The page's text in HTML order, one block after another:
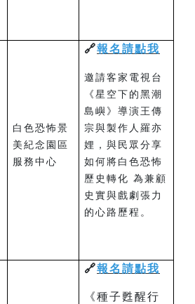
白色恐怖景
美紀念園區
服務中心
🔗報名請點我
邀請客家電視台
《星空下的黑潮
島嶼》導演王傳
宗與製作人羅亦
娌，與民眾分享
如何將白色恐怖
歷史轉化 為兼顧
史實與戲劇張力
的心路歷程。
🔗報名請點我
《種子甦醒行